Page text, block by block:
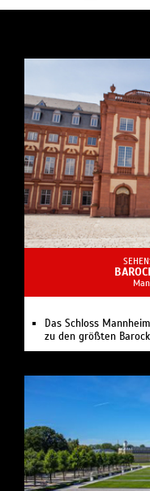
Das Schloss
zu den größten